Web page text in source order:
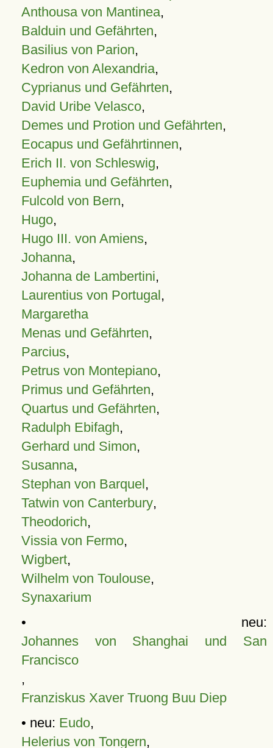
Anthousa von Mantinea,
Balduin und Gefährten,
Basilius von Parion,
Kedron von Alexandria,
Cyprianus und Gefährten,
David Uribe Velasco,
Demes und Protion und Gefährten,
Eocapus und Gefährtinnen,
Erich II. von Schleswig,
Euphemia und Gefährten,
Fulcold von Bern,
Hugo,
Hugo III. von Amiens,
Johanna,
Johanna de Lambertini,
Laurentius von Portugal,
Margaretha
Menas und Gefährten,
Parcius,
Petrus von Montepiano,
Primus und Gefährten,
Quartus und Gefährten,
Radulph Ebifagh,
Gerhard und Simon,
Susanna,
Stephan von Barquel,
Tatwin von Canterbury,
Theodorich,
Vissia von Fermo,
Wigbert,
Wilhelm von Toulouse,
Synaxarium
• neu:
Johannes von Shanghai und San
Francisco
,
Franziskus Xaver Truong Buu Diep
• neu: Eudo,
Helerius von Tongern,